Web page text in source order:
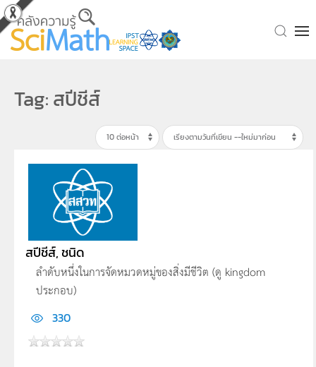
Skip to main content
Tag: สปีชีส์
สปีชีส์, ชนิด
ลำดับหนึ่งในการจัดหมวดหมู่ของสิ่งมีชีวิต (ดู kingdom
ประกอบ)
330